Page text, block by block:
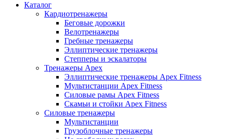
Каталог
Кардиотренажеры
Беговые дорожки
Велотренажеры
Гребные тренажеры
Эллиптические тренажеры
Степперы и эскалаторы
Тренажеры Apex
Эллиптические тренажеры Apex Fitness
Мультистанции Apex Fitness
Силовые рамы Apex Fitness
Скамьи и стойки Apex Fitness
Силовые тренажеры
Мультистанции
Грузоблочные тренажеры